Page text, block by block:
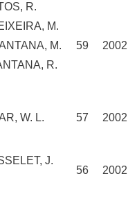
R.
M.
M.
R.
59 2002
W. L. 57 2002
J.
56 2002